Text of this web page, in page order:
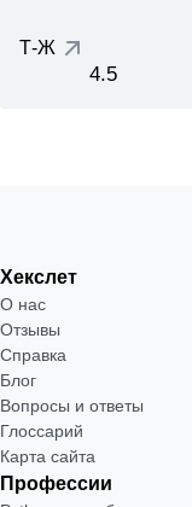
Т-Ж
4.5
Хекслет
О нас
Отзывы
Справка
Блог
Вопросы и ответы
Глоссарий
Карта сайта
Профессии